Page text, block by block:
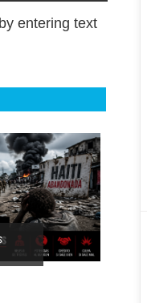
entering text